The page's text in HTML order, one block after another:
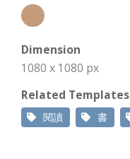
Dimension
1080 x 1080 px
Related Templates
閱讀 書